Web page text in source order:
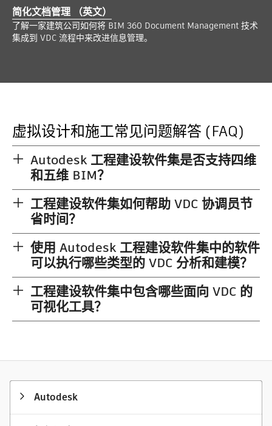
简化文档管理 （英文）
了解一家建筑公司如何将 BIM 360 Document Management 技术
集成到 VDC 流程中来改进信息管理。
虚拟设计和施工常见问题解答 (FAQ)
Autodesk 工程建设软件集是否支持四维
和五维 BIM？
工程建设软件集如何帮助 VDC 协调员节
省时间？
使用 Autodesk 工程建设软件集中的软件
可以执行哪些类型的 VDC 分析和建模？
工程建设软件集中包含哪些面向 VDC 的
可视化工具？
Autodesk